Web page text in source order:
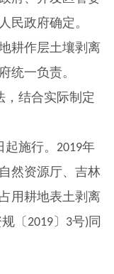
民政府确定。
耕作层土壤剥离
统一负责。
，结合实际制定
施行。 2019年
然资源厅、吉林
用耕地表土剥离
〔2019〕 3号) 同